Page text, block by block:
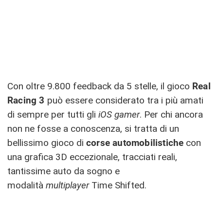
Con oltre 9.800 feedback da 5 stelle, il gioco Real
Racing 3 può essere considerato tra i più amati
di sempre per tutti gli iOS gamer. Per chi ancora
non ne fosse a conoscenza, si tratta di un
bellissimo gioco di corse automobilistiche con
una grafica 3D eccezionale, tracciati reali,
tantissime auto da sogno e
modalità multiplayerTime Shifted.